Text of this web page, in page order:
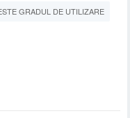
GRADUL DE UTILIZARE